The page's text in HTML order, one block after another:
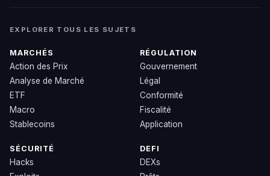
EXPLORER TOUS LES SUJETS
MARCHÉS
Action des Prix
Analyse de Marché
ETF
Macro
Stablecoins
RÉGULATION
Gouvernement
Légal
Conformité
Fiscalité
Application
SÉCURITÉ
Hacks
DEFI
DEXs